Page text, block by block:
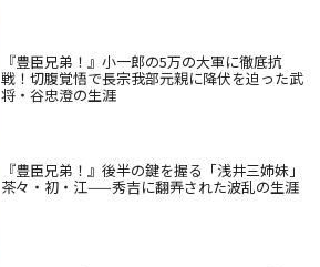
『豊臣兄弟！』小一郎の5万の大軍に徹底抗
戦！切腹覚悟で長宗我部元親に降伏を迫った武
将・谷忠澄の生涯
『豊臣兄弟！』後半の鍵を握る「浅井三姉妹」
茶々・初・江——秀吉に翻弄された波乱の生涯